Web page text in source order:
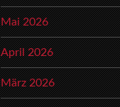
Mai 2026
April 2026
März 2026